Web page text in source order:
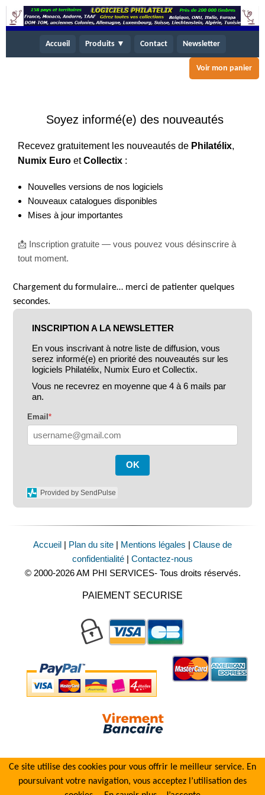
Accueil Produits ▼ Contact Newsletter
Voir mon panier
Soyez informé(e) des nouveautés
Recevez gratuitement les nouveautés de Philatélix,
Numix Euro etCollectix :
Nouvelles versions de nos logiciels
Nouveaux catalogues disponibles
Mises à jour importantes
📩 Inscription gratuite — vous pouvez vous désinscrire à
tout moment.
Chargement du formulaire… merci de patienter quelques
secondes.
INSCRIPTION A LA NEWSLETTER
En vous inscrivant à notre liste de diffusion, vous
serez informé(e) en priorité des nouveautés sur les
logiciels Philatélix, Numix Euro et Collectix.
Vous ne recevrez en moyenne que 4 à 6 mails par
an.
Email *
OK
Provided by SendPulse
Accueil | Plan du site | Mentions légales | Clause de
confidentialité | Contactez-nous
© 2000-2026 AM PHI SERVICES- Tous droits réservés.
PAIEMENT SECURISE
Ce site utilise des cookies pour vous offrir le meilleur service. En
poursuivant votre navigation, vous acceptez l’utilisation des